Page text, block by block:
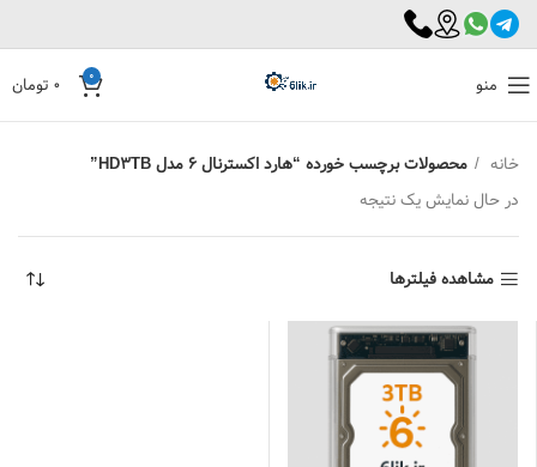
منو 0
0 تومان
خانه
محصولات برچسب خورده “هارد اکسترنال 6 مدل HD3TB”
در حال نمایش یک نتیجه
مشاهده فیلترها